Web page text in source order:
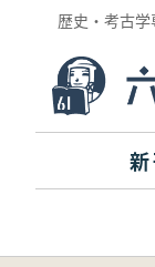
歴史・考古